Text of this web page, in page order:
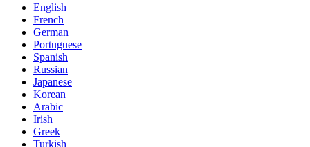
English
French
German
Portuguese
Spanish
Russian
Japanese
Korean
Arabic
Irish
Greek
Turkish